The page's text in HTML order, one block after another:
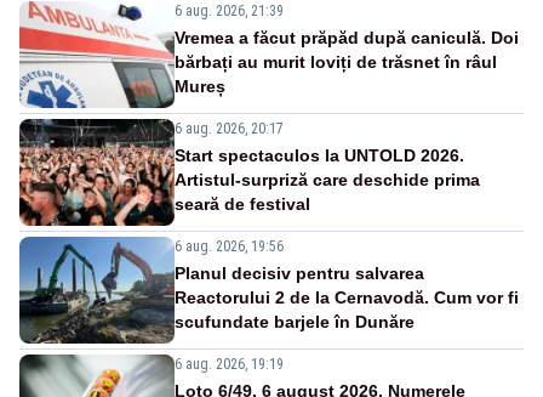
6 aug. 2026, 21:39
Vremea a făcut prăpăd după caniculă. Doi
bărbați au murit loviți de trăsnet în râul
Mureș
6 aug. 2026, 20:17
Start spectaculos la UNTOLD 2026.
Artistul-surpriză care deschide prima
seară de festival
6 aug. 2026, 19:56
Planul decisiv pentru salvarea
Reactorului 2 de la Cernavodă. Cum vor fi
scufundate barjele în Dunăre
6 aug. 2026, 19:19
Loto 6/49, 6 august 2026. Numerele